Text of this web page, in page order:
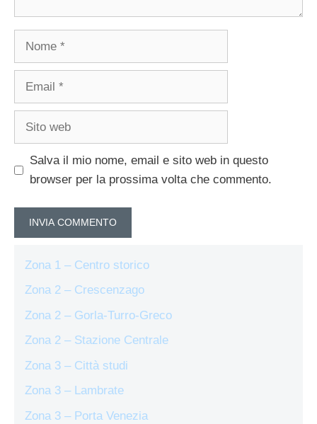
Nome
Email
Sito
Salva il mio nome, email e sito web in questo
browser per la prossima volta che commento.
Zona 1 – Centro storico
Zona 2 – Crescenzago
Zona 2 – Gorla-Turro-Greco
Zona 2 – Stazione Centrale
Zona 3 – Città studi
Zona 3 – Lambrate
Zona 3 – Porta Venezia